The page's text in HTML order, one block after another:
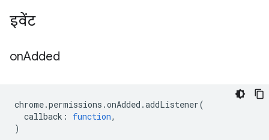
इवेंट
onAdded
chrome.permissions .onAdded .addListener(
callback : function,
)